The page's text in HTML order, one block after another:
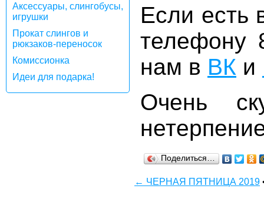
Аксессуары, слингобусы,
игрушки
Прокат слингов и
рюкзаков-переносок
Комиссионка
Идеи для подарка!
Если есть
телефону
нам в ВК и
Очень
Поделиться…
← ЧЕРНАЯ ПЯТНИЦА 2019